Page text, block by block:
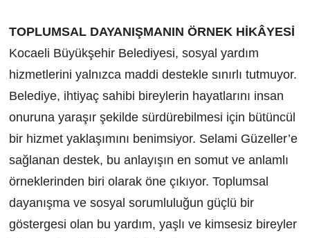
TOPLUMSAL DAYANIŞMANIN ÖRNEK HİKÂYESİ
Kocaeli Büyükşehir Belediyesi, sosyal yardım
hizmetlerini yalnızca maddi destekle sınırlı tutmuyor.
Belediye, ihtiyaç sahibi bireylerin hayatlarını insan
onuruna yaraşır şekilde sürdürebilmesi için bütüncül
bir hizmet yaklaşımını benimsiyor. Selami Güzeller’e
sağlanan destek, bu anlayışın en somut ve anlamlı
örneklerinden biri olarak öne çıkıyor. Toplumsal
dayanışma ve sosyal sorumluluğun güçlü bir
göstergesi olan bu yardım, yaşlı ve kimsesiz bireyler